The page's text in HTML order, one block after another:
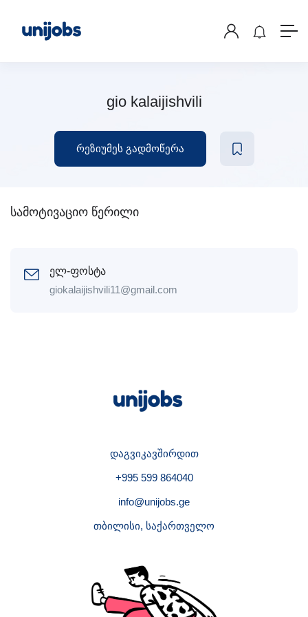
gio kalaijishvili
რეზიუმეს გადმოწერა
სამოტივაციო წერილი
ელ-ფოსტა
giokalaijishvili11@gmail.com
დაგვიკავშირდით
+995 599 864040
info@unijobs.ge
თბილისი, საქართველო